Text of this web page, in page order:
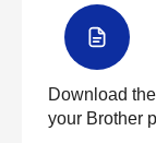
Download
your Brother